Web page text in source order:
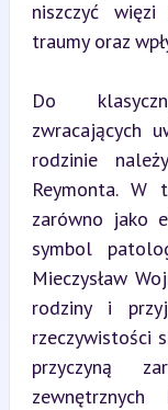
niszczyć
traumy oraz
Do
zwracających
rodzinie
Reymonta.
zarówno jako
symbol
Mieczysław
rodziny i
rzeczywistości
przyczyną